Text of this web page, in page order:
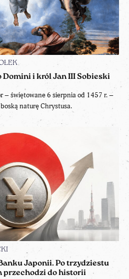
Domini i król Jan III Sobieski
– świętowane 6 sierpnia od 1457 r. –
naturę Chrystusa.
Japonii. Po trzydziestu
przechodzi do historii